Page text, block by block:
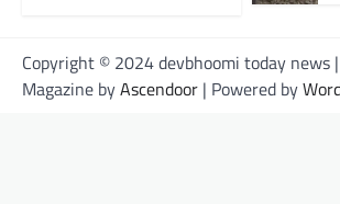
Copyright © 2024 devbhoomi today news
Magazine byAscendoor | Powered by